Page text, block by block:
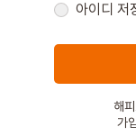
아이디 저
해
가